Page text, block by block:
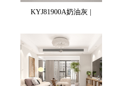
KYJ81900A奶油灰 |